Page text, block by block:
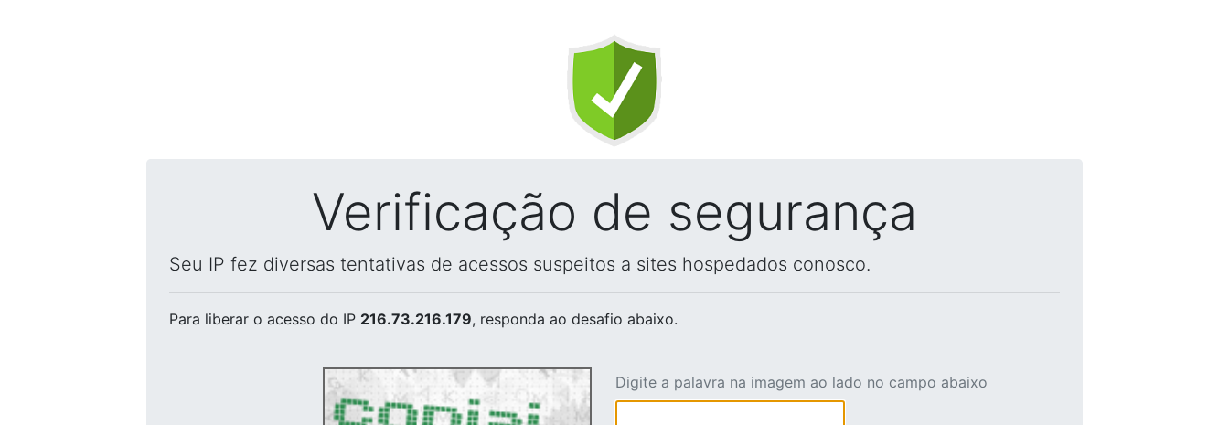
Verificação de segurança
Seu IP fez diversas tentativas de acessos suspeitos a sites hospedados conosco.
Para liberar o acesso do IP 216.73.216.179, responda ao desafio abaixo.
Digite a palavra na imagem ao lado no campo abaixo